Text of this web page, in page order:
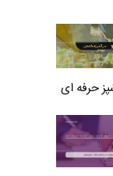
حرفه ای